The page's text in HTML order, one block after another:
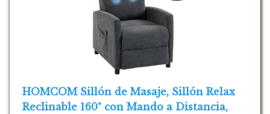
HOMCOM Sillón de Masaje, Sillón Relax
Reclinable 160° con Mando a Distancia,